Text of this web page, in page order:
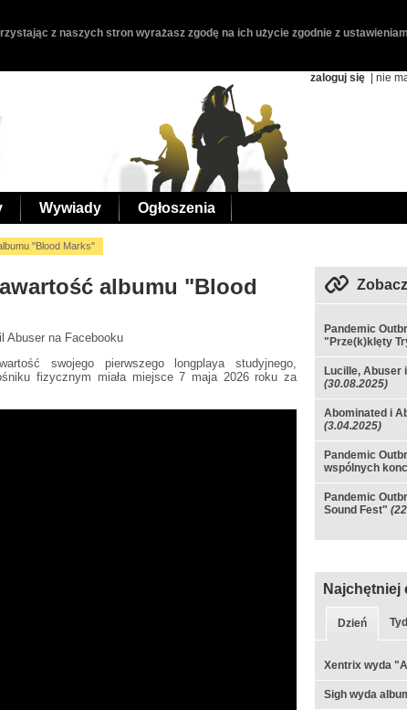
z naszych stron wyrażasz zgodę na ich użycie zgodnie z
zaloguj się | nie
Wywiady Ogłoszenia
"Blood Marks"
albumu "Blood
Abuser na Facebooku
swojego pierwszego longplaya studyjnego,
fizycznym miała miejsce 7 maja 2026 roku za
Pandemic
"Prze(k)klęty
Lucille, Abuser
(30.08.2025)
Abominated i
(3.04.2025)
Pandemic
wspólnych
Pandemic
Sound Fest"
Najchętniej
Dzień
Xentrix wyda
Sigh wyda